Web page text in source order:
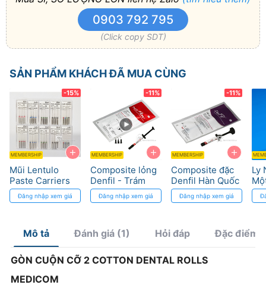
0903 792 795
(Click copy SDT)
SẢN PHẨM KHÁCH ĐÃ MUA CÙNG
+
-15%
MEMBERSHIP
Mũi Lentulo
Paste Carriers
Mani - Độ đàn
hồi cao, tái sử
Đăng nhập xem giá
+
-11%
MEMBERSHIP
Composite lỏng
Denfil - Trám
rãnh, dễ đánh
bóng, thẩm mỹ
Đăng nhập xem giá
+
-11%
MEMBERSHIP
Composite đặc
Denfil Hàn Quốc
- Trám Răng
Hàm
Đăng nhập xem giá
Ly
Vệ
Mô tả Đánh giá (1) Hỏi đáp Đặc điểm
GÒN CUỘN CỠ 2 COTTON DENTAL ROLLS
MEDICOM